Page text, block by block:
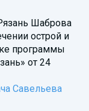
Шаброва
острой и
программы
от 24